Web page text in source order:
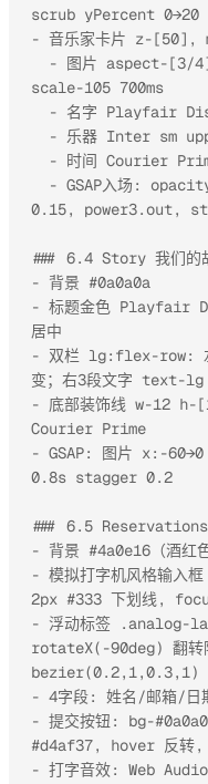
scrub yPercent 0→20
- 音乐家卡片 z-[50],
scale-105 700ms
0.15, power3.out,
### 6.4 Story 我们的
- 背景 #0a0a0a
- 标题金色 Playfair
居中
- 双栏 lg:flex-row:
变；右3段文字 text-lg
- 底部装饰线 w-12
Courier Prime
- GSAP: 图片 x:-
0.8s stagger 0.2
### 6.5
- 背景 #4a0e16（酒红色
- 模拟打字机风格输
2px #333 下划线,
- 浮动标签 .analog-
rotateX(-90deg) 翻
bezier(0.2,1,0.3,1)
- 4字段: 姓名/邮箱/日
- 提交按钮: bg-
#d4af37, hover 反转,
- 打字音效: Web